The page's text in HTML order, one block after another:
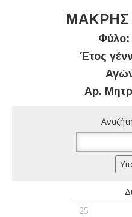
ΜΑΚΡΗΣ
Φύλο:
Έτος
Αρ.